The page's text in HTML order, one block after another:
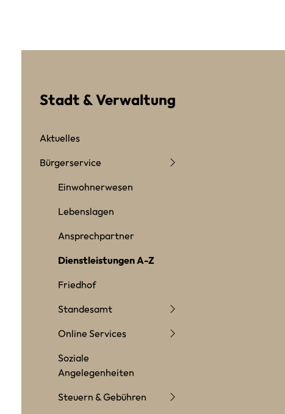
Stadt & Verwaltung
Aktuelles
Bürgerservice
Einwohnerwesen
Lebenslagen
Ansprechpartner
Dienstleistungen A-Z
Friedhof
Standesamt
Online Services
Soziale
Angelegenheiten
Steuern & Gebühren